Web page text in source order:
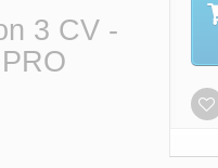
3 CV -